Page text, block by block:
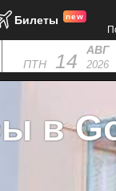
Билеты new
ПТН 14 АВГ
2026
в